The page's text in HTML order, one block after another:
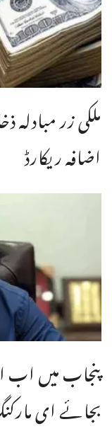
اضافہ ریکارڈ
پنجاب میں اب
بجائے ای